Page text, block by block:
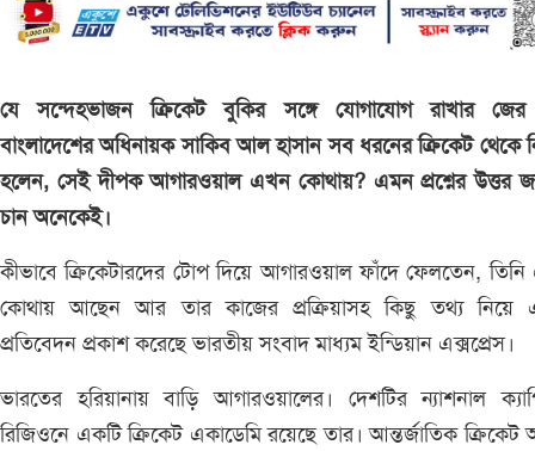
যে সন্দেহভাজন ক্রিকেট বুকির সঙ্গে যোগাযোগ রাখার
বাংলাদেশের অধিনায়ক সাকিব আল হাসান সব ধরনের ক্রিকেট থেকে
হলেন, সেই দীপক আগারওয়াল এখন কোথায়? এমন প্রশ্নের উত্তর
চান অনেকেই।
কীভাবে ক্রিকেটারদের টোপ দিয়ে আগারওয়াল ফাঁদে ফেলতেন,
কোথায় আছেন আর তার কাজের প্রক্রিয়াসহ কিছু তথ্য নিয়ে
প্রতিবেদন প্রকাশ করেছে ভারতীয় সংবাদ মাধ্যম ইন্ডিয়ান এক্সপ্রেস।
ভারতের হরিয়ানায় বাড়ি আগারওয়ালের। দেশটির ন্যাশনাল
রিজিওনে একটি ক্রিকেট একাডেমি রয়েছে তার। আন্তর্জাতিক ক্রিকেট